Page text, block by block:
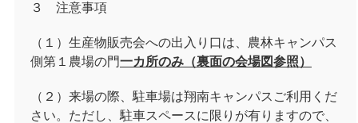
３ 注意事項
（１）生産物販売会への出入り口は、農林キャンパス
側第１農場の門一カ所のみ（裏面の会場図参照）
（２）来場の際、駐車場は翔南キャンパスご利用くだ
さい。ただし、駐車スペースに限りが有りますので、